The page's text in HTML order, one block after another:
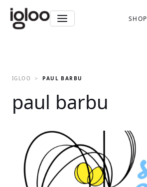
SHOP
IGLOO PAUL BARBU
paul barbu